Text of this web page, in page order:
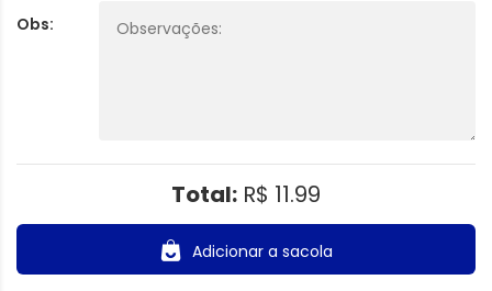
Obs:
Total: R$ 11.99
Adicionar a sacola